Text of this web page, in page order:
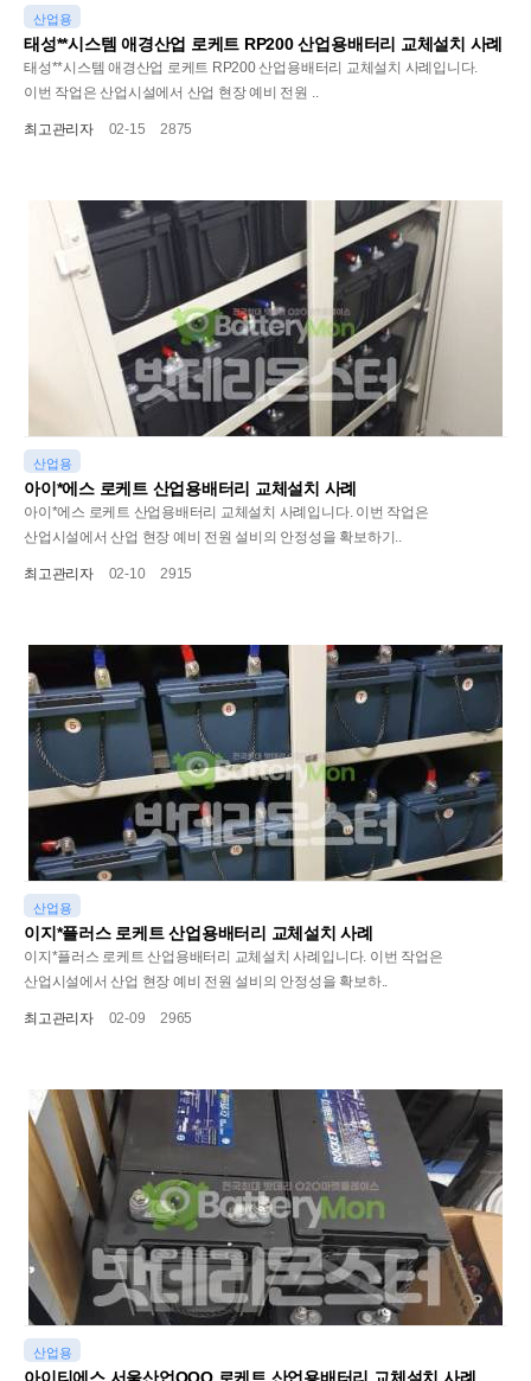
산업용
태성**시스템 애경산업 로케트 RP200 산업용배터리 교체설치 사례
태성**시스템 애경산업 로케트 RP200 산업용배터리 교체설치 사례입니다.
이번 작업은 산업시설에서 산업 현장 예비 전원 ..
최고관리자 02-15 2875
산업용
아이*에스 로케트 산업용배터리 교체설치 사례
아이*에스 로케트 산업용배터리 교체설치 사례입니다. 이번 작업은
산업시설에서 산업 현장 예비 전원 설비의 안정성을 확보하기..
최고관리자 02-10 2915
산업용
이지*플러스 로케트 산업용배터리 교체설치 사례
이지*플러스 로케트 산업용배터리 교체설치 사례입니다. 이번 작업은
산업시설에서 산업 현장 예비 전원 설비의 안정성을 확보하..
최고관리자 02-09 2965
산업용